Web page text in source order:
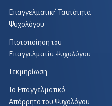
Επαγγελματική Ταυτότητα
Ψυχολόγου
Πιστοποίηση του
Επαγγελματία Ψυχολόγου
Τεκμηρίωση
Το Επαγγελματικό
Απόρρητο του Ψυχολόγου